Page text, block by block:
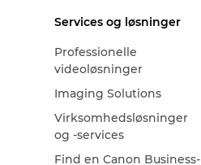
Services og løsninger
Professionelle
videoløsninger
Imaging Solutions
Virksomhedsløsninger
og -services
Find en Canon Business-